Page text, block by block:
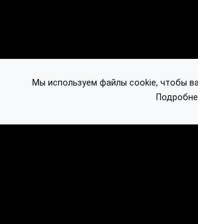
Мы используем файлы cookie, чтобы